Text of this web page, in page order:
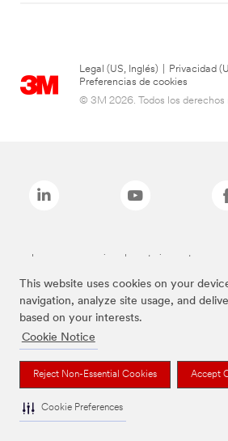
This website uses cookies on your
navigation, analyze site usage, and
based on your interests.
Cookie Notice
Reject Non-Essential Cookies Accept
Cookie Preferences
Legal (US, Inglés) Privacidad
Preferencias de cookies
© 3M 2026. Todos los derechos
Las marcas mencionadas anteriormente son